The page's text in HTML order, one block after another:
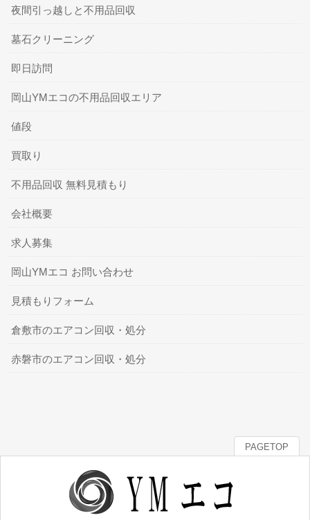
夜間引っ越しと不用品回収
墓石クリーニング
即日訪問
岡山YMエコの不用品回収エリア
値段
買取り
不用品回収 無料見積もり
会社概要
求人募集
岡山YMエコ お問い合わせ
見積もりフォーム
倉敷市のエアコン回収・処分
赤磐市のエアコン回収・処分
PAGETOP